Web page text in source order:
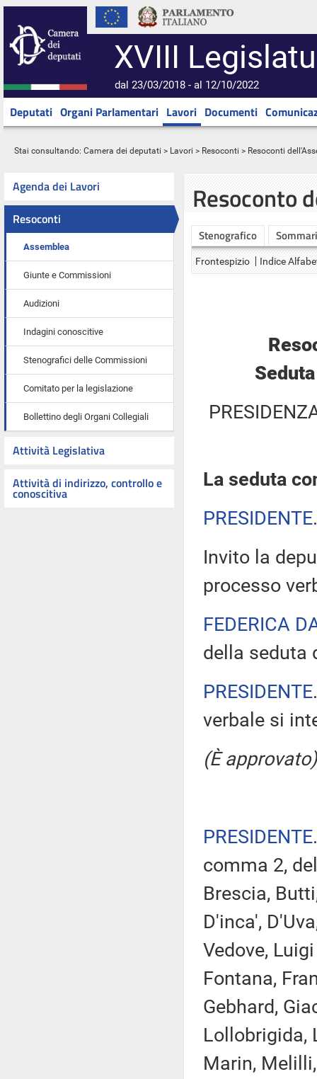
XVIII
dal 23/03/2018 - al 12/10/2022
Deputati Organi Parlamentari Lavori Documenti
Stai consultando: Camera dei deputati > Lavori > Resoconti > Resoconti
Agenda dei Lavori
Resoconti
Assemblea
Giunte e Commissioni
Audizioni
Indagini conoscitive
Stenografici delle Commissioni
Comitato per la legislazione
Bollettino degli Organi Collegiali
Attività Legislativa
Attività di indirizzo, controllo e
conoscitiva
Resoconto
Stenografico
Frontespizio Indice
La seduta
PRESIDENTE
Invito la
processo
FEDERICA
della seduta
PRESIDENTE
verbale si
(È approvato)
PRESIDENTE
comma 2,
Brescia,
D'inca',
Vedove,
Fontana,
Gebhard,
Lollobrigida,
Marin,